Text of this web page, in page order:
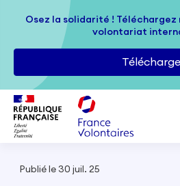
Passer au contenu principal
Osez la solidarité !
volontariat
Osez la solidarité !
volontariat
Publié le 30 juil. 25